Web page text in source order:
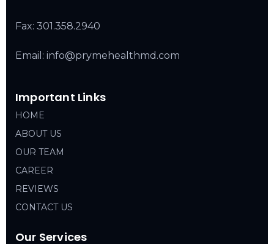
Fax: 301.358.2940
Email: info@prymehealthmd.com
Important Links
HOME
ABOUT US
OUR TEAM
CAREER
REVIEWS
CONTACT US
Our Services